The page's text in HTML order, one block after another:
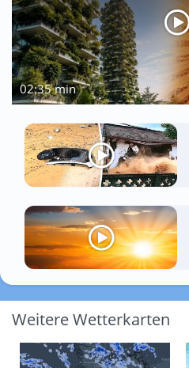
02:35 min
Weitere Wetterkarten